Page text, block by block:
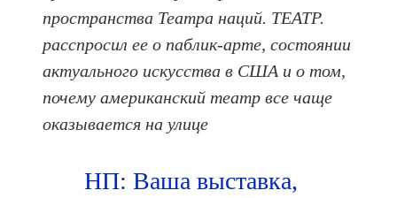
пространства Театра наций. ТЕАТР.
расспросил ее о паблик-арте, состоянии
актуального искусства в США и о том,
почему американский театр все чаще
оказывается на улице
НП: Ваша выставка,